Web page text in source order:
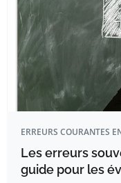
ERREURS COURANTES
Les erreurs
guide pour les